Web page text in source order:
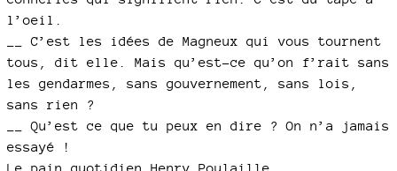
l’oeil.
__ C’est les idées de Magneux qui vous tournent
tous, dit elle. Mais qu’est-ce qu’on f’rait sans
les gendarmes, sans gouvernement, sans lois,
sans rien ?
__ Qu’est ce que tu peux en dire ? On n’a jamais
essayé !
Le pain quotidien Henry Poulaille